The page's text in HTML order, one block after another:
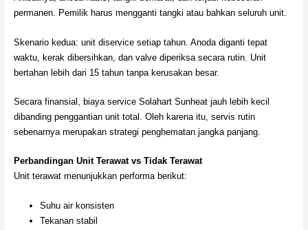
permanen. Pemilik harus mengganti tangki atau bahkan seluruh unit.
Skenario kedua: unit diservice setiap tahun. Anoda diganti tepat
waktu, kerak dibersihkan, dan valve diperiksa secara rutin. Unit
bertahan lebih dari 15 tahun tanpa kerusakan besar.
Secara finansial, biaya service Solahart Sunheat jauh lebih kecil
dibanding penggantian unit total. Oleh karena itu, servis rutin
sebenarnya merupakan strategi penghematan jangka panjang.
Perbandingan Unit Terawat vs Tidak Terawat
Unit terawat menunjukkan performa berikut:
Suhu air konsisten
Tekanan stabil